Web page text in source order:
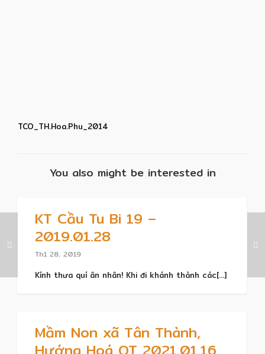
TCO_TH.Hoa.Phu_2014
You also might be interested in
KT Cầu Tu Bi 19 –
2019.01.28
Th1 28, 2019
Kính thưa quí ân nhân! Khi đi khánh thành các[...]
Mầm Non xã Tân Thành,